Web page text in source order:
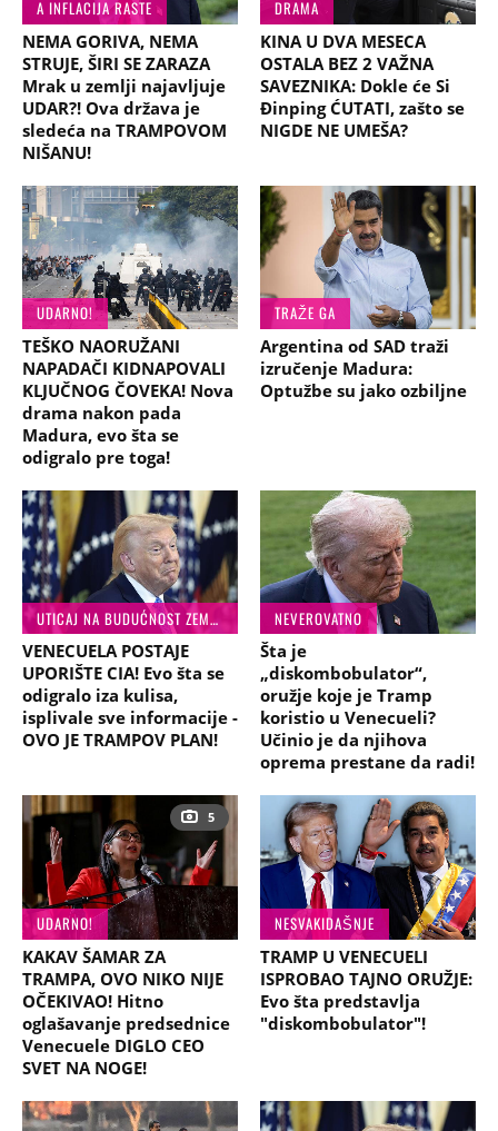
A INFLACIJA RASTE
NEMA GORIVA, NEMA
STRUJE, ŠIRI SE ZARAZA
Mrak u zemlji najavljuje
UDAR?! Ova država je
sledeća na TRAMPOVOM
NIŠANU!
DRAMA
KINA U DVA MESECA
OSTALA BEZ 2 VAŽNA
SAVEZNIKA: Dokle će Si
Đinping ĆUTATI, zašto se
NIGDE NE UMEŠA?
UDARNO!
TEŠKO NAORUŽANI
NAPADAČI KIDNAPOVALI
KLJUČNOG ČOVEKA! Nova
drama nakon pada
Madura, evo šta se
odigralo pre toga!
TRAŽE GA
Argentina od SAD traži
izručenje Madura:
Optužbe su jako ozbiljne
UTICAJ NA BUDUĆNOST ZEMLJE
VENECUELA POSTAJE
UPORIŠTE CIA! Evo šta se
odigralo iza kulisa,
isplivale sve informacije -
OVO JE TRAMPOV PLAN!
NEVEROVATNO
Šta je
„diskombobulator“,
oružje koje je Tramp
koristio u Venecueli?
Učinio je da njihova
oprema prestane da radi!
5
UDARNO!
KAKAV ŠAMAR ZA
TRAMPA, OVO NIKO NIJE
OČEKIVAO! Hitno
oglašavanje predsednice
Venecuele DIGLO CEO
SVET NA NOGE!
NESVAKIDAŠNJE
TRAMP U VENECUELI
ISPROBAO TAJNO ORUŽJE:
Evo šta predstavlja
"diskombobulator"!